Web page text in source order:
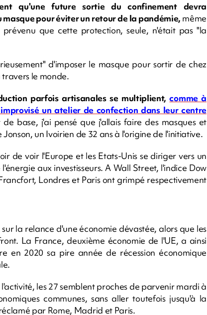
qu'une future sortie du confinement devra
pour éviter un retour de la pandémie, même
que cette protection, seule, n'était pas "la
d'imposer le masque pour sortir de chez
le monde.
parfois artisanales se multiplient,comme à
un atelier de confection dans leur centre
de base, j'ai pensé que j'allais faire des masques et
un Ivoirien de 32 ans à l'origine de l'initiative.
de voir l'Europe et les Etats-Unis se diriger vers un
aux investisseurs. A Wall Street, l'indice Dow
Londres et Paris ont grimpé respectivement
la relance d'une économie dévastée, alors que les
La France, deuxième économie de l'UE, a ainsi
en 2020 sa pire année de récession économique
les 27 semblent proches de parvenir mardi à
communes, sans aller toutefois jusqu'à la
par Rome, Madrid et Paris.